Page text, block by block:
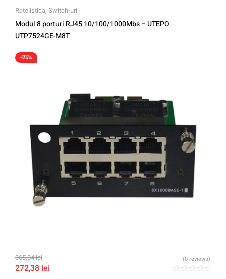
Retelistica, Switch-uri
Modul 8 porturi RJ45 10/100/1000Mbs – UTEPO
UTP7524GE-M8T
-25%
365,04lei
272,38 lei
(0 reviews)